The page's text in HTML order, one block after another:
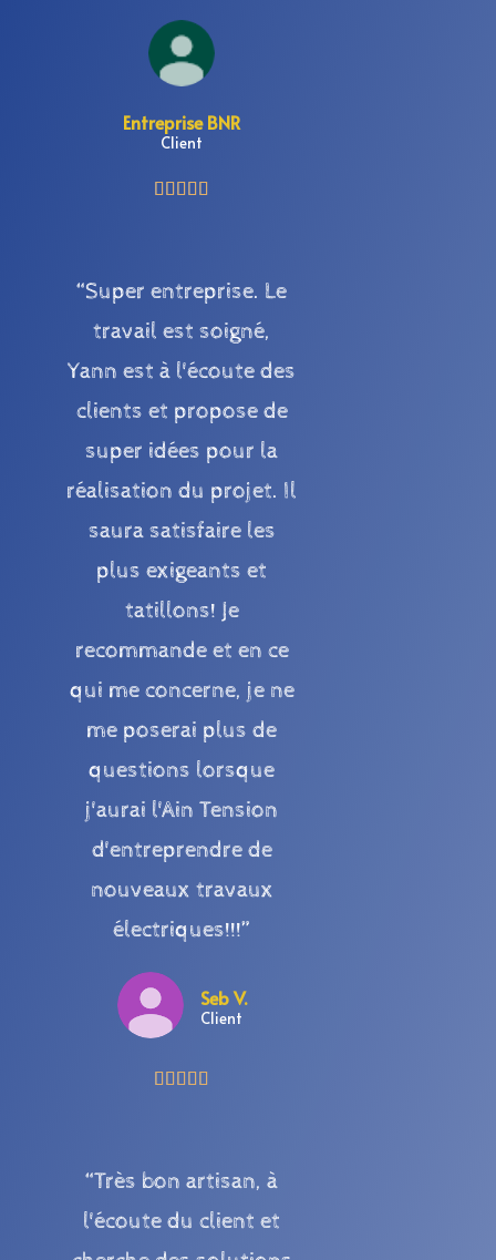
Entreprise BNR
Client
    
“Super entreprise. Le
travail est soigné,
Yann est à l'écoute des
clients et propose de
super idées pour la
réalisation du projet. Il
saura satisfaire les
plus exigeants et
tatillons! Je
recommande et en ce
qui me concerne, je ne
me poserai plus de
questions lorsque
j'aurai l'Ain Tension
d'entreprendre de
nouveaux travaux
électriques!!!”
Seb V.
Client
    
“Très bon artisan, à
l'écoute du client et